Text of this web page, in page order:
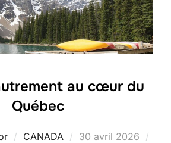
au cœur du
Québec
CANADA
Publié
30 avril 2026